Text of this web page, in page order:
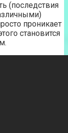
(последствия
проникает
становится